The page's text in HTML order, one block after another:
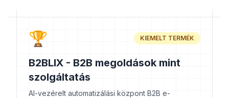
🏆 KIEMELT TERMÉK
B2BLIX - B2B megoldások mint
szolgáltatás
AI-vezérelt automatizálási központ B2B e-